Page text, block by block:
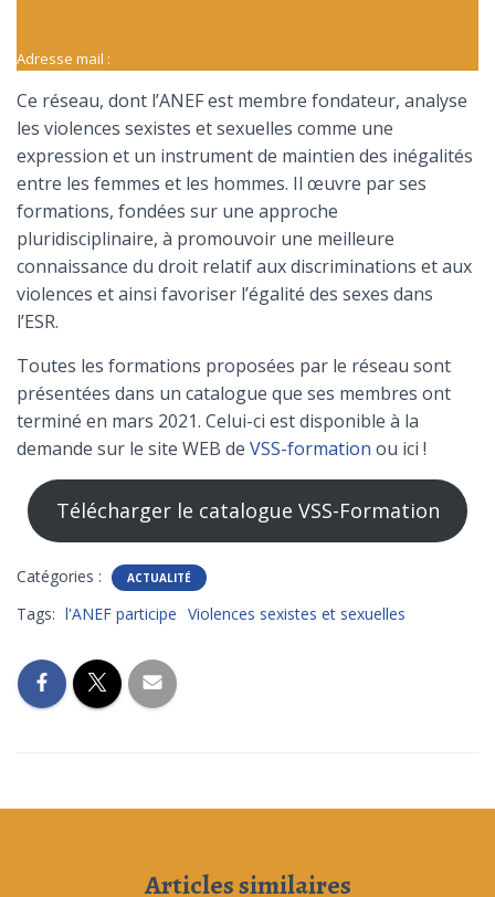
Adresse mail :
Ce réseau, dont l’ANEF est membre fondateur, analyse
les violences sexistes et sexuelles comme une
expression et un instrument de maintien des inégalités
entre les femmes et les hommes. Il œuvre par ses
formations, fondées sur une approche
pluridisciplinaire, à promouvoir une meilleure
connaissance du droit relatif aux discriminations et aux
violences et ainsi favoriser l’égalité des sexes dans
l’ESR.
Toutes les formations proposées par le réseau sont
présentées dans un catalogue que ses membres ont
terminé en mars 2021. Celui-ci est disponible à la
demande sur le site WEB de VSS-formation ou ici !
Télécharger le catalogue VSS-Formation
Catégories : ACTUALITÉ
Tags: l'ANEF participe Violences sexistes et sexuelles
Articles similaires